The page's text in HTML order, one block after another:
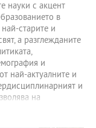
науки с акцент
в
старите и
а разглежданите
и
най-актуалните и
и
на
анализ на